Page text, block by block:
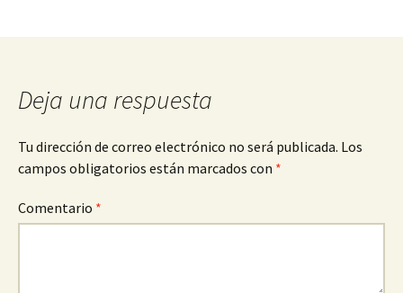
Deja una respuesta
Tu dirección de correo electrónico no será publicada. Los
campos obligatorios están marcados con *
Comentario *